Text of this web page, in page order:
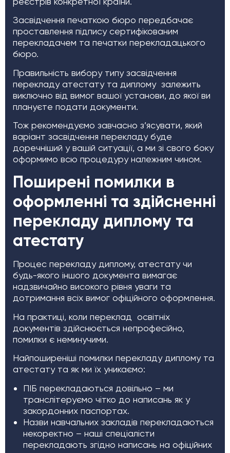
Засвідчення печаткою бюро передбачає
проставлення підпису сертифікованим
перекладачем та печатки перекладацького
бюро.
Правильність вибору типу засвідчення
перекладу атестату та диплому залежить
виключно від вимог вашої установи, до якої ви
плануєте подати документи.
Тож рекомендуємо завчасно з’ясувати, який
варіант засвідчення перекладу буде
доречніший у вашій ситуації, а ми зі свого боку
оформимо всю процедуру належним чином.
Поширені помилки в
оформленні та здійсненні
перекладу диплому та
атестату
Процес перекладу диплому, атестату чи
будь-якого іншого документа вимагає
надзвичайно високого рівня уваги та
дотримання всіх вимог офіційного оформлення.
На практиці, коли переклад освітніх
документів здійснюється непрофесійно,
помилки є неминучими.
Найпоширеніші помилки перекладу диплому та
атестату та як ми їх уникаємо:
ПІБ перекладаються довільно – ми
транслітеруємо чітко до написань як у
закордонних паспортах.
Назви навчальних закладів перекладаються
некоректно – наші спеціалісти
перекладають згідно написань на офіційних